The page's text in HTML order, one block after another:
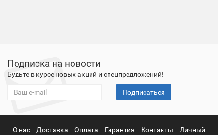
Подписка на новости
Будьте в курсе новых акций и спецпредложений!
Подписаться
О нас Доставка Оплата Гарантия Контакты
Личный